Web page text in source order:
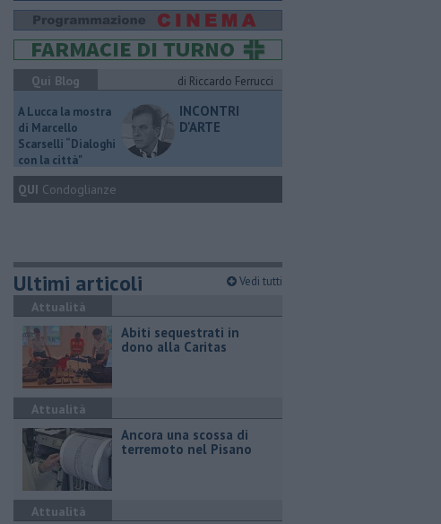
Qui Blog
di Riccardo Ferrucci
A Lucca la mostra
di Marcello
Scarselli “Dialoghi
con la città"
INCONTRI
D'ARTE
QUI Condoglianze
Ultimi articoli Vedi tutti
Attualità
Abiti sequestrati in
dono alla Caritas
Attualità
Ancora una scossa di
terremoto nel Pisano
Attualità